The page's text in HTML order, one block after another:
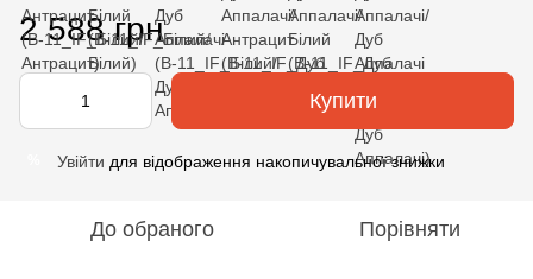
2 588 грн
Купити
Увійти для відображення накопичувальної знижки
До обраного Порівняти